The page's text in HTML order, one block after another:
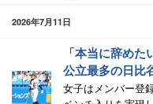
2026年7月11日
「本当に辞め
公立最多の日比
女子はメンバー登